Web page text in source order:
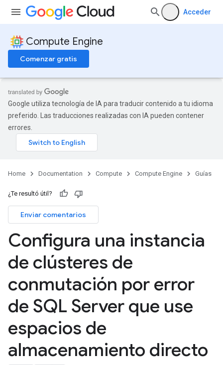
Acceder
Compute Engine
Comenzar gratis
Google utiliza tecnología de IA para traducir contenido a tu idioma
preferido. Las traducciones realizadas con IA pueden contener
errores.
Home Documentation Compute Compute Engine Guías
¿Te resultó útil?
Enviar comentarios
Configura una instancia
de clústeres de
conmutación por error
de SQL Server que use
espacios de
almacenamiento directo